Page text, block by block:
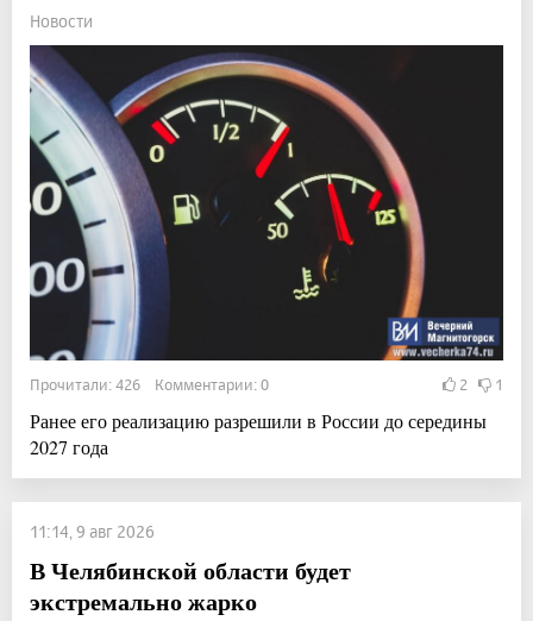
Новости
Прочитали: 426 Комментарии: 0 2 1
Ранее его реализацию разрешили в России до середины
2027 года
11:14, 9 авг 2026
В Челябинской области будет
экстремально жарко